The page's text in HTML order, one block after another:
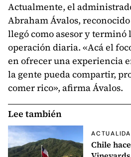
Actualmente, el
Abraham Ávalos,
llegó como asesor y
operación diaria. «Acá el
en ofrecer una experiencia
la gente pueda compartir,
comer rico», afirma Ávalos.
Lee también
Chile